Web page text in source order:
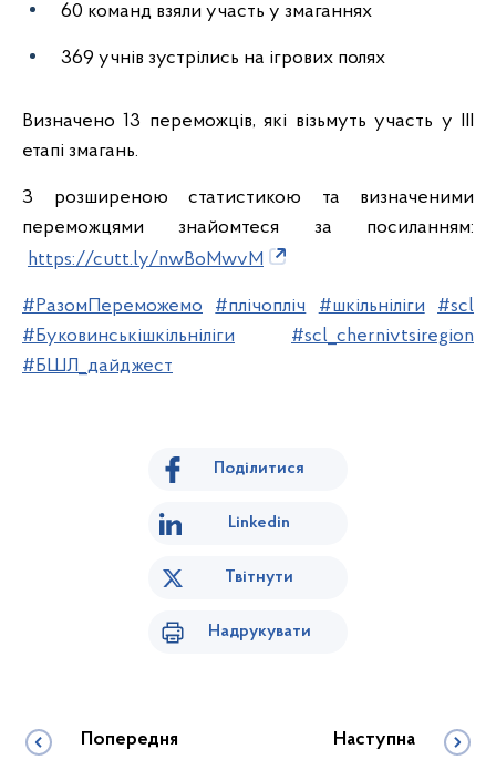
60 команд взяли участь у змаганнях
369 учнів зустрілись на ігрових полях
Визначено 13 переможців, які візьмуть участь у ІІІ
етапі змагань.
З розширеною статистикою та визначеними
переможцями знайомтеся за посиланням:
https://cutt.ly/nwBoMwvM
#РазомПереможемо #плічопліч #шкільніліги
#scl
#Буковинськішкільніліги
#scl_chernivtsiregion
#БШЛ_дайджест
Поділитися
Linkedin
Твітнути
Надрукувати
Попередня Наступна